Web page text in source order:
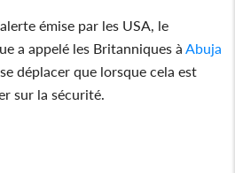
émise par les USA, le
a appelé les Britanniques à Abuja
déplacer que lorsque cela est
sur la sécurité.